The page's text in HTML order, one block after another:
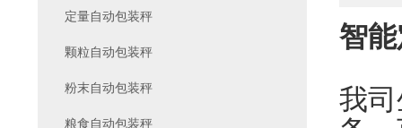
智
我
定量自动包装秤
颗粒自动包装秤
粉末自动包装秤
粮食自动包装秤